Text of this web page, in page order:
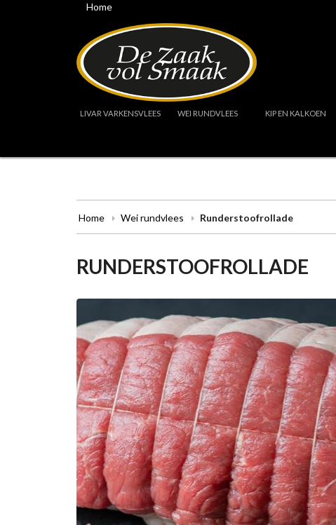
Home
LIVAR VARKENSVLEES WEI RUNDVLEES KIP EN KALKOEN
Home Wei rundvlees Runderstoofrollade
RUNDERSTOOFROLLADE